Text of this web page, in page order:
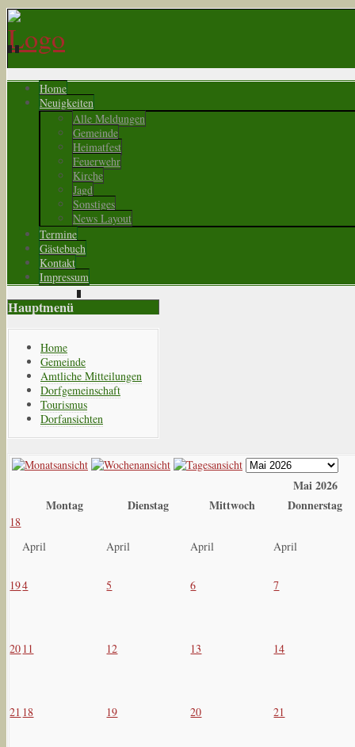
Home
Neuigkeiten
Alle Meldungen
Gemeinde
Heimatfest
Feuerwehr
Kirche
Jagd
Sonstiges
News Layout
Termine
Gästebuch
Kontakt
Impressum
Hauptmenü
Home
Gemeinde
Amtliche Mitteilungen
Dorfgemeinschaft
Tourismus
Dorfansichten
Mai 2026
Montag
Dienstag Mittwoch Donnerstag
18
April
April April April
194 5 6 7
20 11 12 13 14
21 18 19 20 21